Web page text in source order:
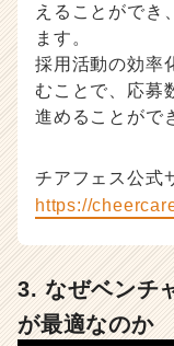
えることができ
ます。
採用活動の効率
むことで、応募
進めることがで
チアフェス公式
https://
3. なぜベンチ
が最適なのか